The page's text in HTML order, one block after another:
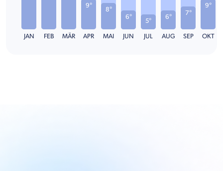
JAN FEB MÄR
9°
APR
8°
MAI
6°
JUN
5°
JUL
6°
AUG
7°
SEP
9°
OKT